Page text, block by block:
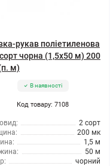
рукав поліетиленова
чорна (1,5x50 м) 200
м)
В наявності
Код товару: 7108
2 сорт
200 мк
1,5 м
50 м
чорний